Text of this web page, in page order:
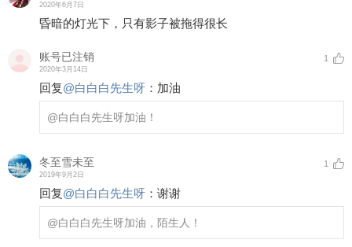
2020年6月7日
昏暗的灯光下，只有影子被拖得很长
账号已注销
2020年3月14日
1
回复@白白白先生呀 ： 加油
@白白白先生呀加油！
冬至雪未至
2019年9月2日
1
回复@白白白先生呀 ： 谢谢
@白白白先生呀加油，陌生人！